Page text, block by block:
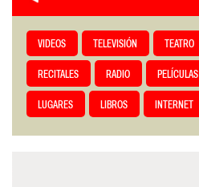
VIDEOS TELEVISIÓN TEATRO
RECITALES RADIO PELÍCULAS
LUGARES LIBROS INTERNET